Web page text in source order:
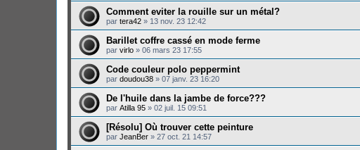
Comment eviter la rouille sur un métal?
par tera42 » 13 nov. 23 12:42
Barillet coffre cassé en mode ferme
par virlo » 06 mars 23 17:55
Code couleur polo peppermint
par doudou38 » 07 janv. 23 16:20
De l'huile dans la jambe de force???
par Atilla 95 » 02 juil. 15 09:51
[Résolu] Où trouver cette peinture
par JeanBer » 27 oct. 21 14:57